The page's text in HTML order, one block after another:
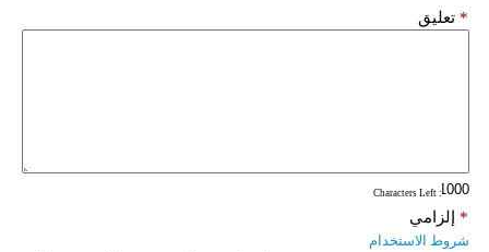
تعليق *
: Characters Left
إلزامي *
شروط الاستخدام